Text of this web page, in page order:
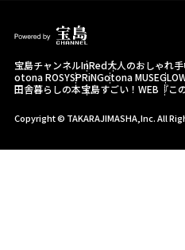
宝島チャンネルInRed大人のおしゃれ
otona ROSYSPRiNGotona MUSE
田舎暮らしの本宝島すごい！WEB 『こ
Copyright © TAKARAJIMASHA,Inc. All